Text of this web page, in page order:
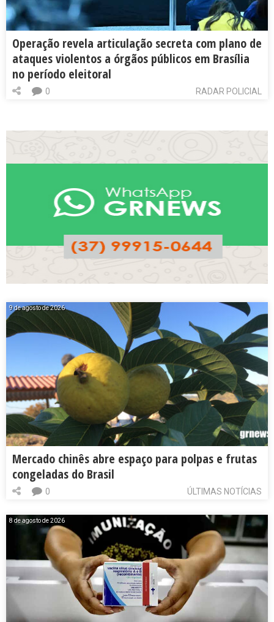
Operação revela articulação secreta com plano de
ataques violentos a órgãos públicos em Brasília
no período eleitoral
RADAR POLICIAL
0
9 de agosto de 2026
Mercado chinês abre espaço para polpas e frutas
congeladas do Brasil
ÚLTIMAS NOTÍCIAS
0
8 de agosto de 2026